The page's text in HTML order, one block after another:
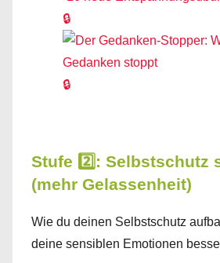
🔒
🔒
Stufe 2️⃣: Selbstschutz
(mehr Gelassenheit)
Wie du deinen Selbstschutz
deine sensiblen Emotionen